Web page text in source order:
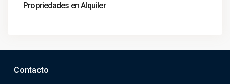
Propriedades en Alquiler
Contacto